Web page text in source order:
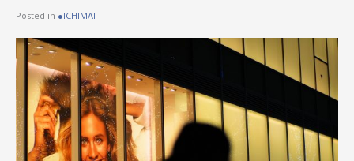
Posted in ●ICHIMAI